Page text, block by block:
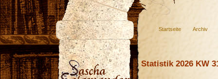
Startseite Archiv
Statistik 2026 KW